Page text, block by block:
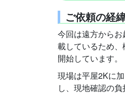
ご依頼の経
今回は遠方から
載しているため
開始しています。
現場は平屋2Kに
し、現地確認の